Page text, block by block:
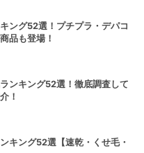
ング52選！プチプラ・デパコ
品も登場！
ンキング52選！徹底調査して
！
キング52選【速乾・くせ毛・